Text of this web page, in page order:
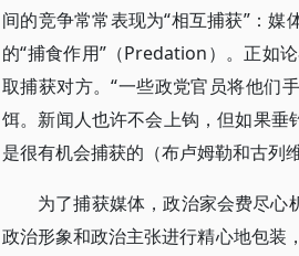
间的竞争常常表现为“相互捕获”：
的“捕食作用”（Predation）。正如
取捕获对方。“一些政党官员将他们
饵。新闻人也许不会上钩，但如果
是很有机会捕获的（布卢姆勒和古列
为了捕获媒体，政治家会费尽
政治形象和政治主张进行精心地包装